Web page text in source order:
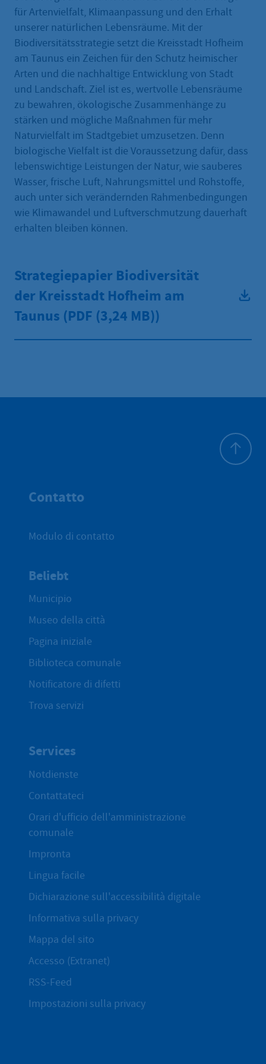
für Artenvielfalt, Klimaanpassung und den Erhalt
unserer natürlichen Lebensräume. Mit der
Biodiversitätsstrategie setzt die Kreisstadt Hofheim
am Taunus ein Zeichen für den Schutz heimischer
Arten und die nachhaltige Entwicklung von Stadt
und Landschaft. Ziel ist es, wertvolle Lebensräume
zu bewahren, ökologische Zusammenhänge zu
stärken und mögliche Maßnahmen für mehr
Naturvielfalt im Stadtgebiet umzusetzen. Denn
biologische Vielfalt ist die Voraussetzung dafür, dass
lebenswichtige Leistungen der Natur, wie sauberes
Wasser, frische Luft, Nahrungsmittel und Rohstoffe,
auch unter sich verändernden Rahmenbedingungen
wie Klimawandel und Luftverschmutzung dauerhaft
erhalten bleiben können.
Strategiepapier Biodiversität
der Kreisstadt Hofheim am
Taunus (PDF (3,24 MB))
Contatto
Modulo di contatto
Beliebt
Municipio
Museo della città
Pagina iniziale
Biblioteca comunale
Notificatore di difetti
Trova servizi
Services
Notdienste
Contattateci
Orari d'ufficio dell'amministrazione
comunale
Impronta
Lingua facile
Dichiarazione sull'accessibilità digitale
Informativa sulla privacy
Mappa del sito
Accesso (Extranet)
RSS-Feed
Impostazioni sulla privacy